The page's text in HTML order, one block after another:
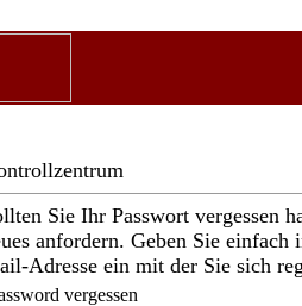
Sie Ihr Passwort vergessen
anfordern. Geben Sie
Adresse ein mit der Sie sich
vergessen